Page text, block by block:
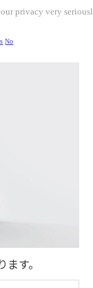
す。
privacy very
No